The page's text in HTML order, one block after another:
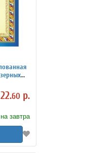
22.60 р.
завтра